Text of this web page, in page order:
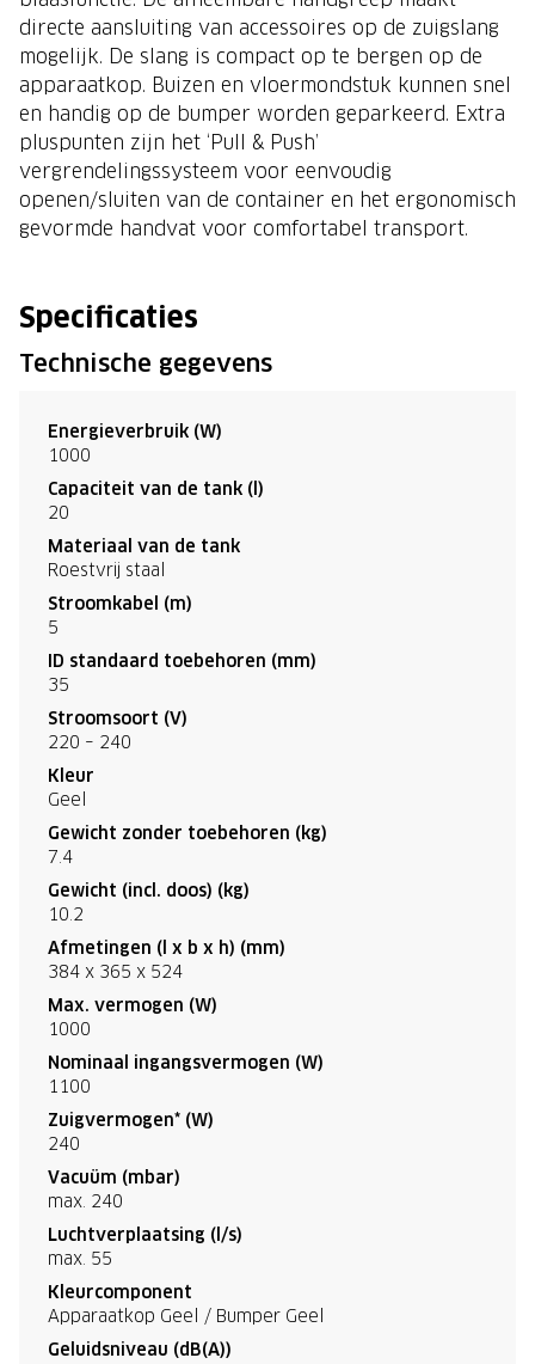
directe aansluiting van accessoires op de zuigslang
mogelijk. De slang is compact op te bergen op de
apparaatkop. Buizen en vloermondstuk kunnen snel
en handig op de bumper worden geparkeerd. Extra
pluspunten zijn het ‘Pull & Push’
vergrendelingssysteem voor eenvoudig
openen/sluiten van de container en het ergonomisch
gevormde handvat voor comfortabel transport.
Specificaties
Technische gegevens
Energieverbruik (W)
1000
Capaciteit van de tank (l)
20
Materiaal van de tank
Roestvrij staal
Stroomkabel (m)
5
ID standaard toebehoren (mm)
35
Stroomsoort (V)
220 – 240
Kleur
Geel
Gewicht zonder toebehoren (kg)
7.4
Gewicht (incl. doos) (kg)
10.2
Afmetingen (l x b x h) (mm)
384 x 365 x 524
Max. vermogen (W)
1000
Nominaal ingangsvermogen (W)
1100
Zuigvermogen* (W)
240
Vacuüm (mbar)
max. 240
Luchtverplaatsing (l/s)
max. 55
Kleurcomponent
Apparaatkop Geel / Bumper Geel
Geluidsniveau (dB(A))